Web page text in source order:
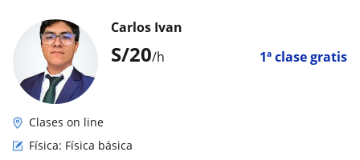
S/20/h 1ª clase gratis
Carlos Ivan
Clases on line
Física: Física básica